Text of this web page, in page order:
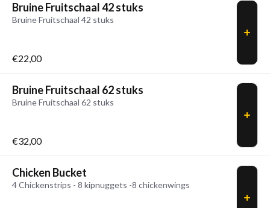
Bruine Fruitschaal 42 stuks
Bruine Fruitschaal 42 stuks
€22,00
Bruine Fruitschaal 62 stuks
Bruine Fruitschaal 62 stuks
€32,00
Chicken Bucket
4 Chickenstrips - 8 kipnuggets -8 chickenwings